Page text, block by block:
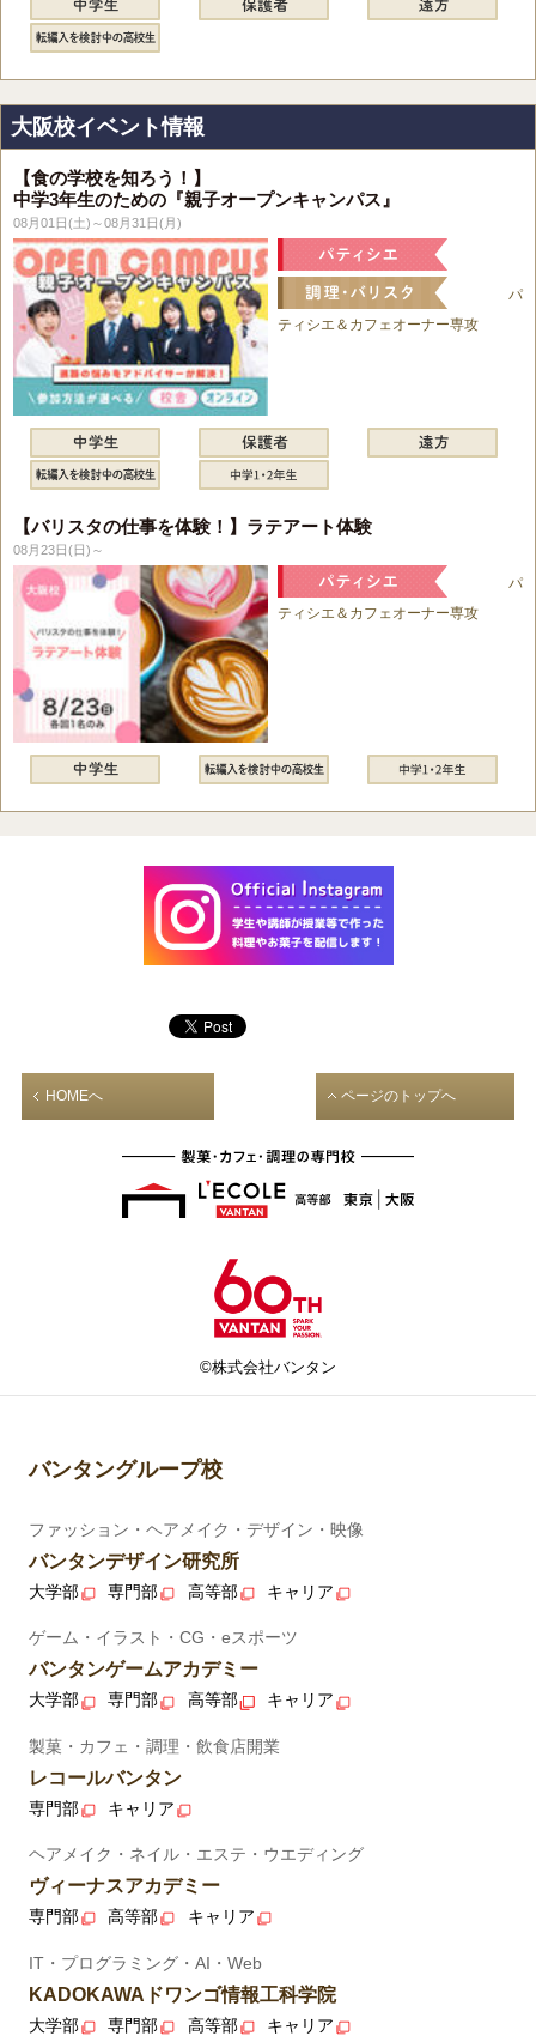
大阪校イベント情報
【食の学校を知ろう！】
中学3年生のための『親子オープンキャンパス』
08月01日(土)～08月31日(月)
パ
ティシエ＆カフェオーナー専攻
【バリスタの仕事を体験！】ラテアート体験
08月23日(日)～
パ
ティシエ＆カフェオーナー専攻
HOMEへ ページのトップへ
©株式会社バンタン
バンタングループ校
ファッション・ヘアメイク・デザイン・映像
バンタンデザイン研究所
大学部 専門部 高等部 キャリア
ゲーム・イラスト・CG・eスポーツ
バンタンゲームアカデミー
大学部 専門部 高等部 キャリア
製菓・カフェ・調理・飲食店開業
レコールバンタン
専門部 キャリア
ヘアメイク・ネイル・エステ・ウエディング
ヴィーナスアカデミー
専門部 高等部 キャリア
IT・プログラミング・AI・Web
KADOKAWAドワンゴ情報工科学院
大学部 専門部 高等部 キャリア